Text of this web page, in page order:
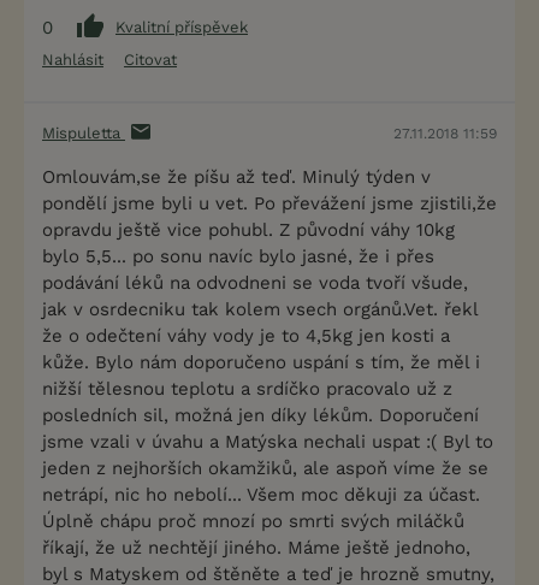
0
Kvalitní příspěvek
Nahlásit
Citovat
Mispuletta 27.11.2018 11:59
Omlouvám,se že píšu až teď. Minulý týden v
pondělí jsme byli u vet. Po převážení jsme zjistili,že
opravdu ještě vice pohubl. Z původní váhy 10kg
bylo 5,5... po sonu navíc bylo jasné, že i přes
podávání léků na odvodneni se voda tvoří všude,
jak v osrdecniku tak kolem vsech orgánů.Vet. řekl
že o odečtení váhy vody je to 4,5kg jen kosti a
kůže. Bylo nám doporučeno uspání s tím, že měl i
nižší tělesnou teplotu a srdíčko pracovalo už z
posledních sil, možná jen díky lékům. Doporučení
jsme vzali v úvahu a Matýska nechali uspat :( Byl to
jeden z nejhorších okamžiků, ale aspoň víme že se
netrápí, nic ho nebolí... Všem moc děkuji za účast.
Úplně chápu proč mnozí po smrti svých miláčků
říkají, že už nechtějí jiného. Máme ještě jednoho,
byl s Matyskem od štěněte a teď je hrozně smutny,